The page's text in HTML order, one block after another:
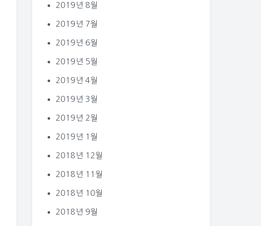
2019년 8월
2019년 7월
2019년 6월
2019년 5월
2019년 4월
2019년 3월
2019년 2월
2019년 1월
2018년 12월
2018년 11월
2018년 10월
2018년 9월